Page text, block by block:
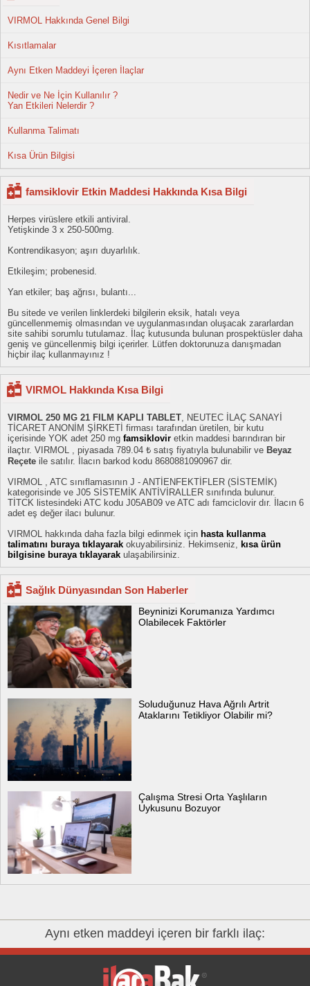
VIRMOL Hakkında Genel Bilgi
Kısıtlamalar
Aynı Etken Maddeyi İçeren İlaçlar
Nedir ve Ne İçin Kullanılır ?
Yan Etkileri Nelerdir ?
Kullanma Talimatı
Kısa Ürün Bilgisi
famsiklovir Etkin Maddesi Hakkında Kısa Bilgi
Herpes virüslere etkili antiviral.
Yetişkinde 3 x 250-500mg.
Kontrendikasyon; aşırı duyarlılık.
Etkileşim; probenesid.
Yan etkiler; baş ağrısı, bulantı...
Bu sitede ve verilen linklerdeki bilgilerin eksik, hatalı veya
güncellenmemiş olmasından ve uygulanmasından oluşacak zararlardan
site sahibi sorumlu tutulamaz. İlaç kutusunda bulunan prospektüsler daha
geniş ve güncellenmiş bilgi içerirler. Lütfen doktorunuza danışmadan
hiçbir ilaç kullanmayınız !
VIRMOL Hakkında Kısa Bilgi
VIRMOL 250 MG 21 FILM KAPLI TABLET, NEUTEC İLAÇ SANAYİ
TİCARET ANONİM ŞİRKETİ firması tarafından üretilen, bir kutu
içerisinde YOK adet 250 mg famsiklovir etkin maddesi barındıran bir
ilaçtır. VIRMOL , piyasada 789.04 ₺ satış fiyatıyla bulunabilir ve Beyaz
Reçete ile satılır. İlacın barkod kodu 8680881090967 dir.
VIRMOL , ATC sınıflamasının J - ANTİENFEKTİFLER (SİSTEMİK)
kategorisinde ve J05 SİSTEMİK ANTİVİRALLER sınıfında bulunur.
TİTCK listesindeki ATC kodu J05AB09 ve ATC adı famciclovir dır. İlacın 6
adet eş değer ilacı bulunur.
VIRMOL hakkında daha fazla bilgi edinmek için hasta kullanma
talimatını buraya tıklayarak okuyabilirsiniz. Hekimseniz, kısa ürün
bilgisine buraya tıklayarak ulaşabilirsiniz.
Sağlık Dünyasından Son Haberler
Beyninizi Korumanıza Yardımcı
Olabilecek Faktörler
Soluduğunuz Hava Ağrılı Artrit
Ataklarını Tetikliyor Olabilir mi?
Çalışma Stresi Orta Yaşlıların
Uykusunu Bozuyor
Aynı etken maddeyi içeren bir farklı ilaç: